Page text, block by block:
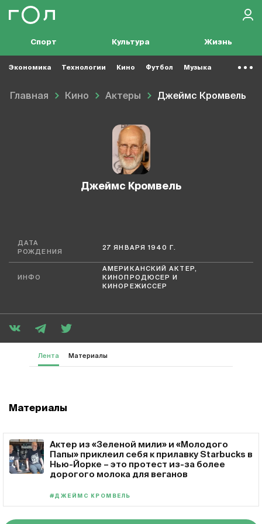
Спорт Культура Жизнь
Экономика Технологии Кино Футбол Музыка
Главная Кино Актеры Джеймс Кромвель
Джеймс Кромвель
ДАТА
РОЖДЕНИЯ
27 ЯНВАРЯ 1940 Г.
ИНФО
АМЕРИКАНСКИЙ АКТЕР,
КИНОПРОДЮСЕР И
КИНОРЕЖИССЕР
Лента Материалы
Материалы
Актер из «Зеленой мили» и «Молодого
Папы» приклеил себя к прилавку Starbucks в
Нью-Йорке – это протест из-за более
дорогого молока для веганов
#ДЖЕЙМС КРОМВЕЛЬ